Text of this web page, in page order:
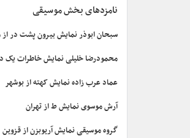
نامزدهای بخش موسیقی
سبحان ابوذر نمایش بیرون پشت در
محمودرضا خلیلی نمایش خاطرات یک
عماد عرب زاده نمایش کهته از بوشهر
آرش موسوی نمایش ط از تهران
گروه موسیقی نمایش آریوبزن از قزوین